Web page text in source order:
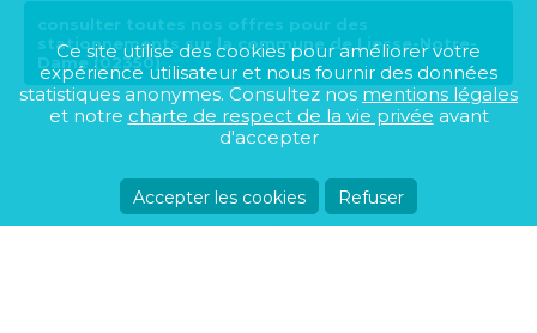
consulter toutes nos offres pour des
stationnements sur la commune de Liesse-Notre-
Dame (02350)
Ce site utilise des cookies pour améliorer votre
expérience utilisateur et nous fournir des données
statistiques anonymes. Consultez nos mentions légales
et notre charte de respect de la vie privée avant
d'accepter
Accepter les cookies Refuser